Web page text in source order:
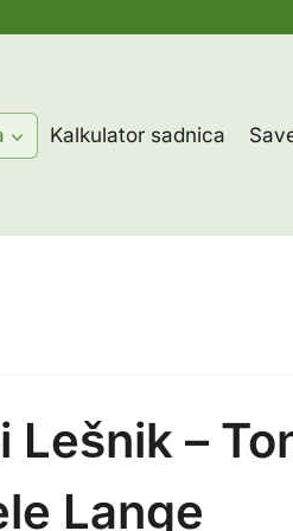
Kalkulator sadnica
Lešnik –
Lange